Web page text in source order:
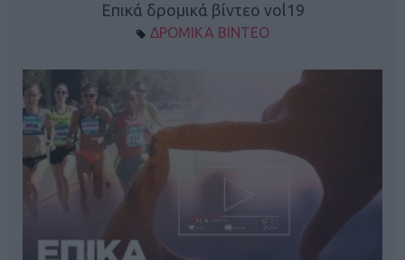
Επικά δρομικά βίντεο vol19
ΔΡΟΜΙΚΑ ΒΙΝΤΕΟ